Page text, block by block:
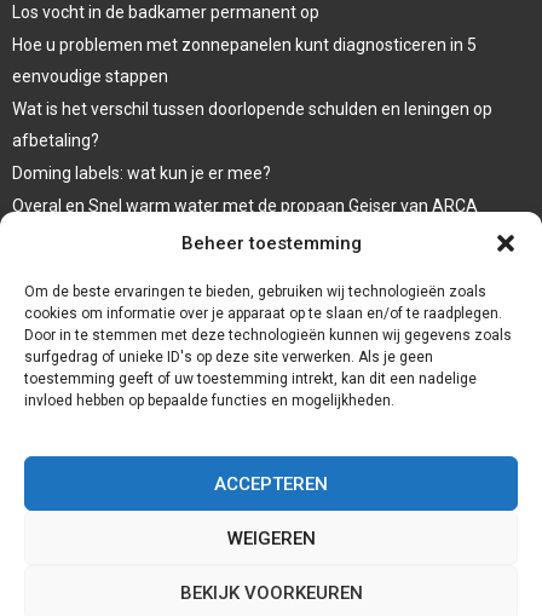
Beheer toestemming
Om de beste ervaringen te bieden, gebruiken wij technologieën zoals
cookies om informatie over je apparaat op te slaan en/of te raadplegen.
Door in te stemmen met deze technologieën kunnen wij gegevens zoals
surfgedrag of unieke ID's op deze site verwerken. Als je geen
toestemming geeft of uw toestemming intrekt, kan dit een nadelige
invloed hebben op bepaalde functies en mogelijkheden.
ACCEPTEREN
WEIGEREN
BEKIJK VOORKEUREN
Los vocht in de badkamer permanent op
Hoe u problemen met zonnepanelen kunt diagnosticeren in 5
eenvoudige stappen
Wat is het verschil tussen doorlopende schulden en leningen op
afbetaling?
Doming labels: wat kun je er mee?
Overal en Snel warm water met de propaan Geiser van ARCA
waar koop ik een wc bril